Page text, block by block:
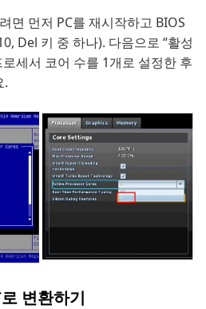
면 먼저 PC를 재시작하고 BIOS
Del 키 중 하나). 다음으로 “활성
세서 코어 수를 1개로 설정한 후
.
변환하기